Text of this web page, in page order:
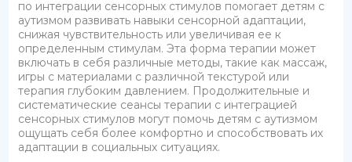
по интеграции сенсорных стимулов помогает детям с
аутизмом развивать навыки сенсорной адаптации,
снижая чувствительность или увеличивая ее к
определенным стимулам. Эта форма терапии может
включать в себя различные методы, такие как массаж,
игры с материалами с различной текстурой или
терапия глубоким давлением. Продолжительные и
систематические сеансы терапии с интеграцией
сенсорных стимулов могут помочь детям с аутизмом
ощущать себя более комфортно и способствовать их
адаптации в социальных ситуациях.